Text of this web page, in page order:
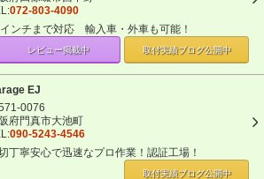
072-803-4090
ンチまで対応 輸入車・外車も可能！
レビュー掲載中 取付実績ブログ公開中
EJ
0076
府門真市大池町
090-5243-4546
丁寧安心で迅速なプロ作業！認証工場！
取付実績ブログ公開中